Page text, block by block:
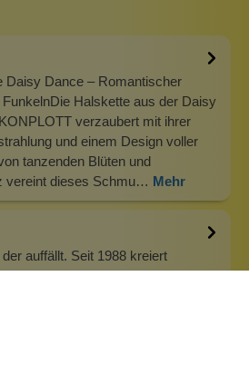
Daisy Dance – Romantischer
Halskette aus der Daisy
verzaubert mit ihrer
und einem Design voller
tanzenden Blüten und
vereint dieses Schmu… Mehr
auffällt. Seit 1988 kreiert
von Luxemburg aus